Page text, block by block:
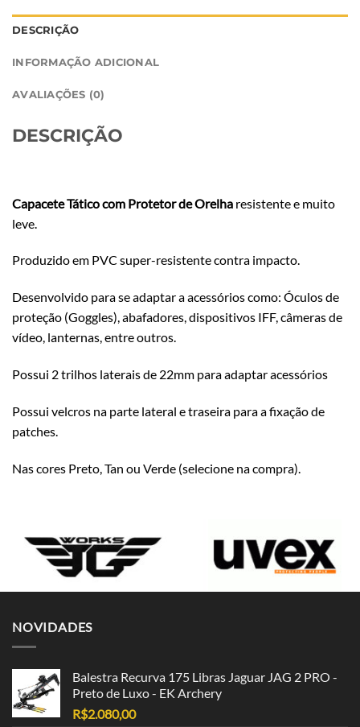
DESCRIÇÃO
INFORMAÇÃO ADICIONAL
AVALIAÇÕES (0)
DESCRIÇÃO
Capacete Tático com Protetor de Orelha resistente e muito
leve.
Produzido em PVC super-resistente contra impacto.
Desenvolvido para se adaptar a acessórios como: Óculos de
proteção (Goggles), abafadores, dispositivos IFF, câmeras de
vídeo, lanternas, entre outros.
Possui 2 trilhos laterais de 22mm para adaptar acessórios
Possui velcros na parte lateral e traseira para a fixação de
patches.
Nas cores Preto, Tan ou Verde (selecione na compra).
NOVIDADES
Balestra Recurva 175 Libras Jaguar JAG 2 PRO -
Preto de Luxo - EK Archery
R$2.080,00